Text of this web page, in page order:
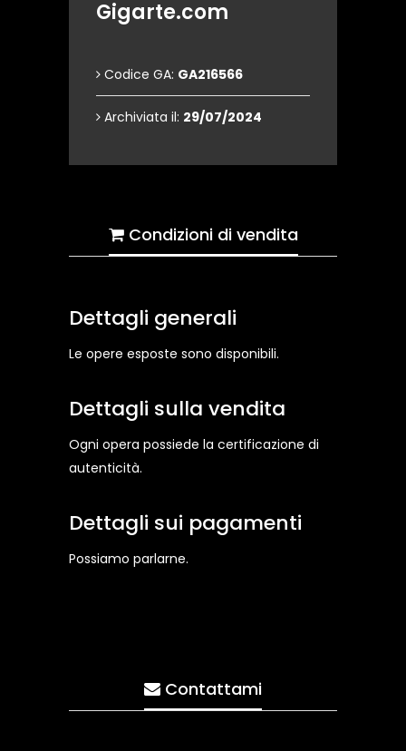
Gigarte.com
Codice GA: GA216566
Archiviata il: 29/07/2024
Condizioni di vendita
Dettagli generali
Le opere esposte sono disponibili.
Dettagli sulla vendita
Ogni opera possiede la certificazione di
autenticità.
Dettagli sui pagamenti
Possiamo parlarne.
Contattami